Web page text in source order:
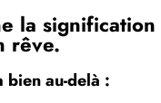
la signification
rêve.
bien au-delà :